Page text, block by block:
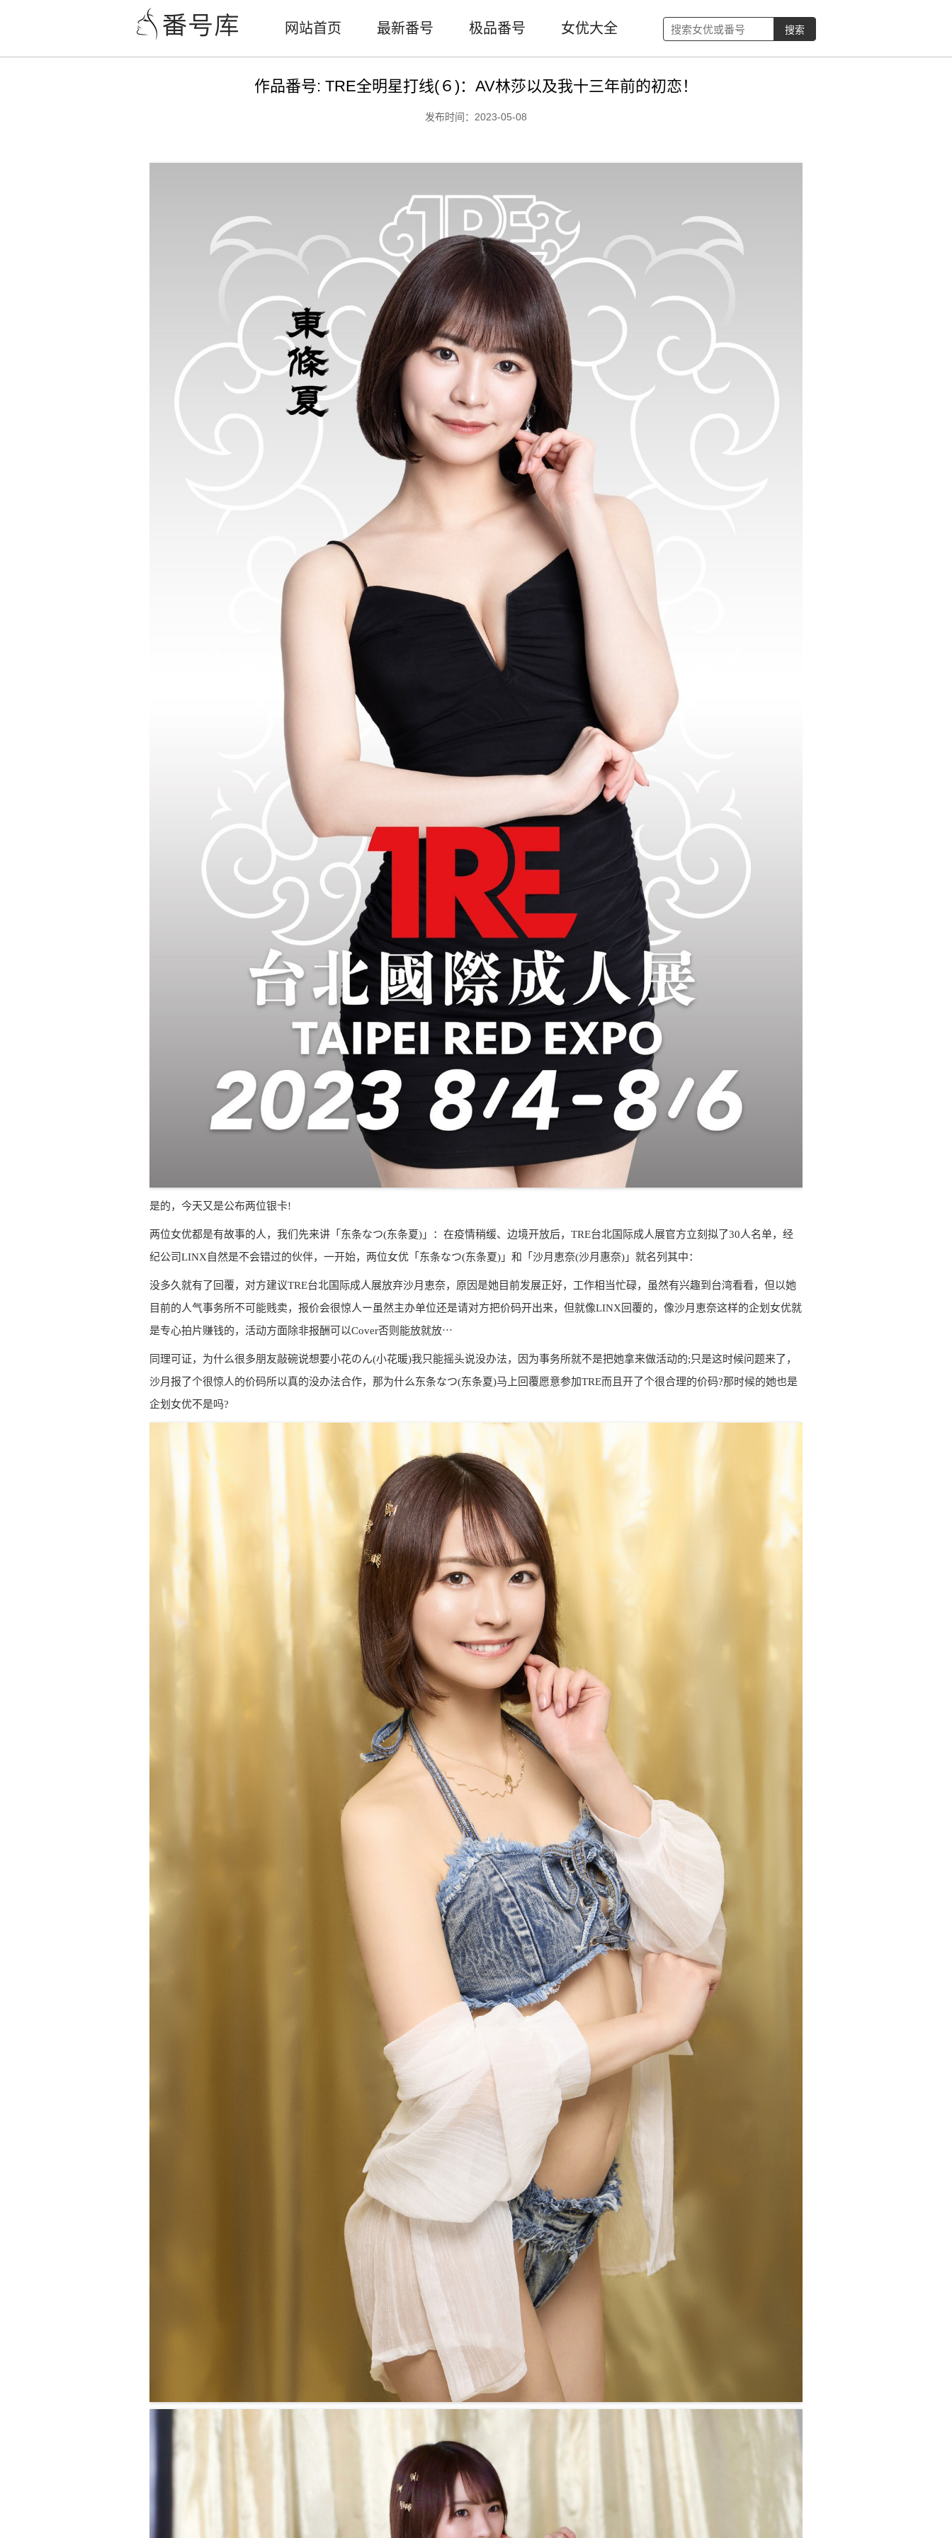
网站首页 最新番号 极品番号 女优大全
作品番号: TRE全明星打线(６)：AV林莎以及我十三年前的初恋！
发布时间：2023-05-08
是的，今天又是公布两位银卡!
两位女优都是有故事的人，我们先来讲「东条なつ(东条夏)」：在疫情稍缓、边境开放后，TRE台北国际成人展官方立刻拟了30人名单，经
纪公司LINX自然是不会错过的伙伴，一开始，两位女优「东条なつ(东条夏)」和「沙月恵奈(沙月惠奈)」就名列其中：
没多久就有了回覆，对方建议TRE台北国际成人展放弃沙月恵奈，原因是她目前发展正好，工作相当忙碌，虽然有兴趣到台湾看看，但以她
目前的人气事务所不可能贱卖，报价会很惊人ー虽然主办单位还是请对方把价码开出来，但就像LINX回覆的，像沙月恵奈这样的企划女优就
是专心拍片赚钱的，活动方面除非报酬可以Cover否则能放就放⋯
同理可证，为什么很多朋友敲碗说想要小花のん(小花暖)我只能摇头说没办法，因为事务所就不是把她拿来做活动的;只是这时候问题来了，
沙月报了个很惊人的价码所以真的没办法合作，那为什么东条なつ(东条夏)马上回覆愿意参加TRE而且开了个很合理的价码?那时候的她也是
企划女优不是吗?